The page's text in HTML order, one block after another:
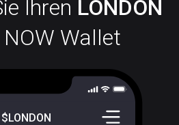
Ihren LONDON
Wallet
$LONDON